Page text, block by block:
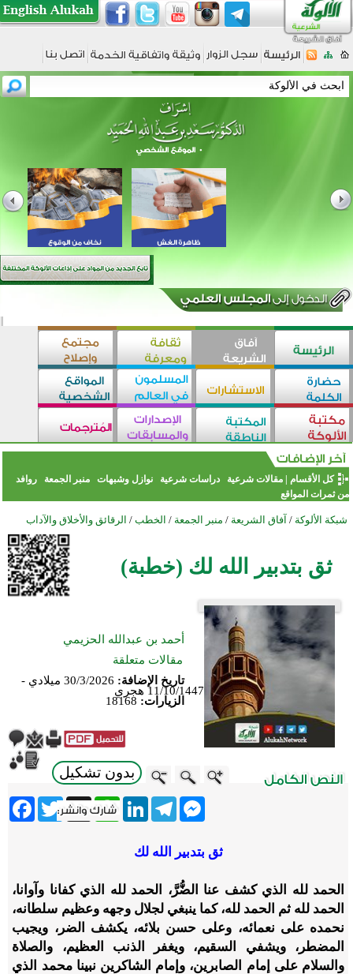
كل الأقسام |مقالات شرعية دراسات شرعية نوازل وشبهات منبر الجمعة
روافد
من ثمرات المواقع
شبكة الألوكة / آفاق الشريعة / منبر الجمعة / الخطب / الرقائق والأخلاق والآداب
ثق بتدبير الله لك (خطبة)
أحمد بن عبدالله الحزيمي
مقالات متعلقة
تاريخ الإضافة:
30/3/2026 ميلادي -
11/10/1447 هجري
الزيارات: 18168
بدون تشكيل
Twitter X
WhatsApp
LinkedInTelegram
Messenger
ثق بتدبير الله لك
الحمد لله
‎‎‏‏‏‏الذي كشف عنا الضُّرَّ، الحمد لله الذي كفانا وآوانا،
الحمد لله ثم الحمد لله، كما ينبغي لجلال وجهه وعظيم سلطانه،
نحمده على نعمائه، وعلى حسن بلائه، يكشف الضر، ويجيب
المضطر، ويشفي السقيم، ويغفر الذنب العظيم، والصلاة
والسلام على إمام الصابرين، وإمام الشاكرين نبينا محمد الذي